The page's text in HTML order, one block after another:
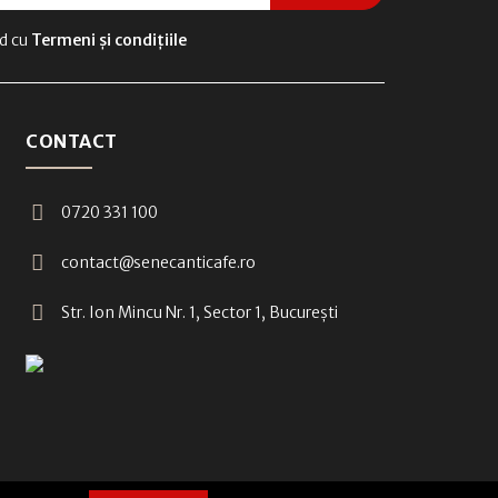
cu Termeni și condițiile
CONTACT
0720 331 100
contact@senecanticafe.ro
Str. Ion Mincu Nr. 1, Sector 1, București